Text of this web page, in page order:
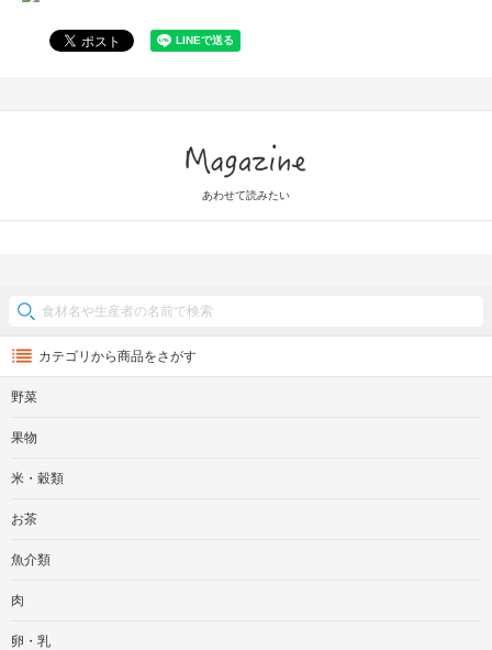
あわせて読みたい
カテゴリから商品をさがす
野菜
果物
米・穀類
お茶
魚介類
肉
卵・乳